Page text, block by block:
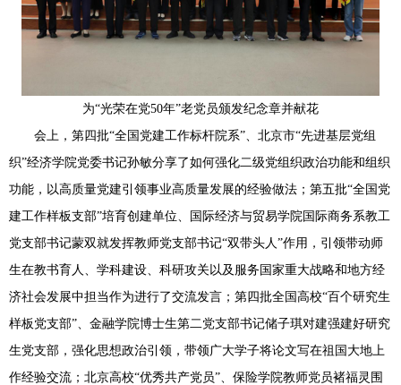
为“光荣在党50年”老党员颁发纪念章并献花
会上，第四批“全国党建工作标杆院系”、北京市“先进基层党组
织”经济学院党委书记孙敏分享了如何强化二级党组织政治功能和组织
功能，以高质量党建引领事业高质量发展的经验做法；第五批“全国党
建工作样板支部”培育创建单位、国际经济与贸易学院国际商务系教工
党支部书记蒙双就发挥教师党支部书记“双带头人”作用，引领带动师
生在教书育人、学科建设、科研攻关以及服务国家重大战略和地方经
济社会发展中担当作为进行了交流发言；第四批全国高校“百个研究生
样板党支部”、金融学院博士生第二党支部书记储子琪对建强建好研究
生党支部，强化思想政治引领，带领广大学子将论文写在祖国大地上
作经验交流；北京高校“优秀共产党员”、保险学院教师党员褚福灵围